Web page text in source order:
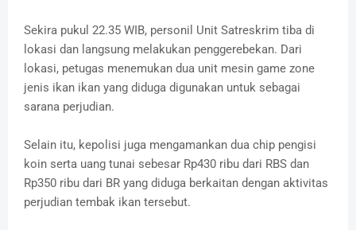
Sekira pukul 22.35 WIB, personil Unit Satreskrim tiba di
lokasi dan langsung melakukan penggerebekan. Dari
lokasi, petugas menemukan dua unit mesin game zone
jenis ikan ikan yang diduga digunakan untuk sebagai
sarana perjudian.
Selain itu, kepolisi juga mengamankan dua chip pengisi
koin serta uang tunai sebesar Rp430 ribu dari RBS dan
Rp350 ribu dari BR yang diduga berkaitan dengan aktivitas
perjudian tembak ikan tersebut.